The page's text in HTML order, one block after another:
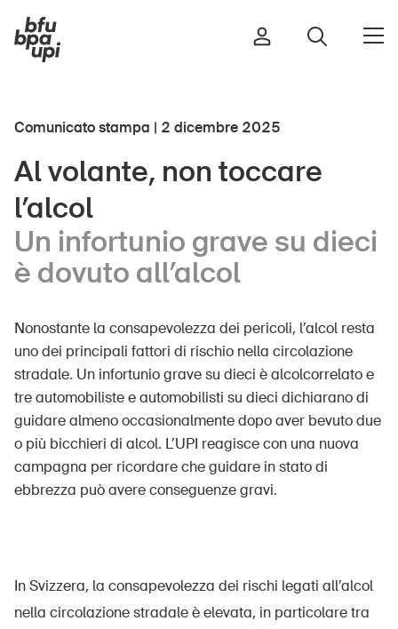
Sport e attività fisica
Casa e giardino
Edifici e impianti
Anziani
Imprese
UPI – chi siamo
Campagne
Comunicato stampa | 2 dicembre 2025
Al volante, non toccare
l’alcol
Un infortunio grave su dieci
è dovuto all’alcol
Nonostante la consapevolezza dei pericoli, l’alcol resta
uno dei principali fattori di rischio nella circolazione
stradale. Un infortunio grave su dieci è alcolcorrelato e
tre automobiliste e automobilisti su dieci dichiarano di
guidare almeno occasionalmente dopo aver bevuto due
o più bicchieri di alcol. L’UPI reagisce con una nuova
campagna per ricordare che guidare in stato di
ebbrezza può avere conseguenze gravi.
In Svizzera, la consapevolezza dei rischi legati all’alcol
nella circolazione stradale è elevata, in particolare tra